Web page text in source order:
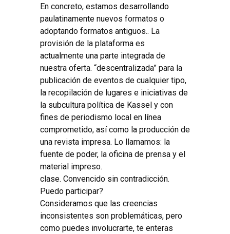
En concreto, estamos desarrollando
paulatinamente nuevos formatos o
adoptando formatos antiguos.. La
provisión de la plataforma es
actualmente una parte integrada de
nuestra oferta. “descentralizada” para la
publicación de eventos de cualquier tipo,
la recopilación de lugares e iniciativas de
la subcultura política de Kassel y con
fines de periodismo local en línea
comprometido, así como la producción de
una revista impresa. Lo llamamos: la
fuente de poder, la oficina de prensa y el
material impreso.
clase. Convencido sin contradicción.
Puedo participar?
Consideramos que las creencias
inconsistentes son problemáticas, pero
como puedes involucrarte, te enteras